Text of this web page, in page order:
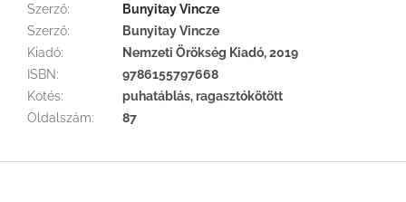
Szerző:
Bunyitay Vincze
Szerző:
Bunyitay Vincze
Kiadó:
Nemzeti Örökség Kiadó, 2019
ISBN:
9786155797668
Kötés:
puhatáblás, ragasztókötött
Oldalszám: 87